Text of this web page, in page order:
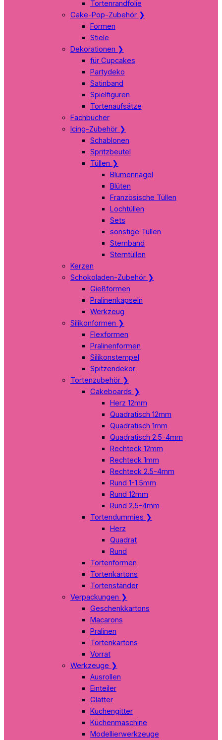
Tortenrandfolie
Cake-Pop-Zubehör ❯
Formen
Stiele
Dekorationen ❯
für Cupcakes
Partydeko
Satinband
Spielfiguren
Tortenaufsätze
Fachbücher
Icing-Zubehör ❯
Schablonen
Spritzbeutel
Tüllen ❯
Blumennägel
Blüten
Französische Tüllen
Lochtüllen
Sets
sonstige Tüllen
Sternband
Sterntüllen
Kerzen
Schokoladen-Zubehör ❯
Gießformen
Pralinenkapseln
Werkzeug
Silikonformen ❯
Flexformen
Pralinenformen
Silikonstempel
Spitzendekor
Tortenzubehör ❯
Cakeboards ❯
Herz 12mm
Quadratisch 12mm
Quadratisch 1mm
Quadratisch 2.5-4mm
Rechteck 12mm
Rechteck 1mm
Rechteck 2.5-4mm
Rund 1-1.5mm
Rund 12mm
Rund 2.5-4mm
Tortendummies ❯
Herz
Quadrat
Rund
Tortenformen
Tortenkartons
Tortenständer
Verpackungen ❯
Geschenkkartons
Macarons
Pralinen
Tortenkartons
Vorrat
Werkzeuge ❯
Ausrollen
Einteiler
Glätter
Kuchengitter
Küchenmaschine
Modellierwerkzeuge